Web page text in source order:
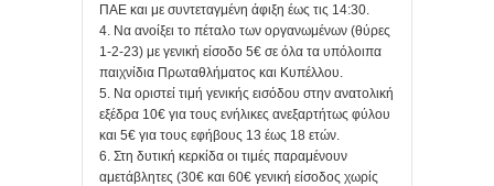
ΠΑΕ και με συντεταγμένη άφιξη έως τις 14:30.
4. Να ανοίξει το πέταλο των οργανωμένων (θύρες
1-2-23) με γενική είσοδο 5€ σε όλα τα υπόλοιπα
παιχνίδια Πρωταθλήματος και Κυπέλλου.
5. Να οριστεί τιμή γενικής εισόδου στην ανατολική
εξέδρα 10€ για τους ενήλικες ανεξαρτήτως φύλου
και 5€ για τους εφήβους 13 έως 18 ετών.
6. Στη δυτική κερκίδα οι τιμές παραμένουν
αμετάβλητες (30€ και 60€ γενική είσοδος χωρίς